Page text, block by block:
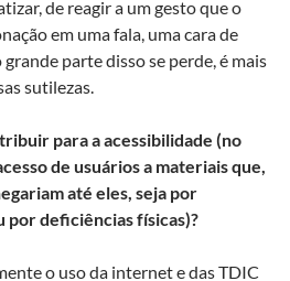
de reagir a um gesto que o
em uma fala, uma cara de
parte disso se perde, é mais
sutilezas.
para a acessibilidade (no
de usuários a materiais que,
até eles, seja por
por deficiências físicas)?
o uso da internet e das TDIC